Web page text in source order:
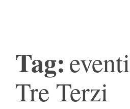
Tag:eventi
Tre Terzi